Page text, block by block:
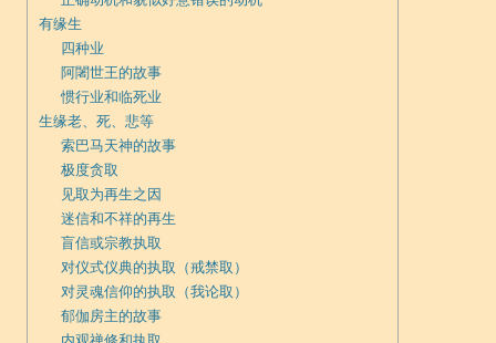
有缘生
四种业
阿闍世王的故事
惯行业和临死业
生缘老、死、悲等
索巴马天神的故事
极度贪取
见取为再生之因
迷信和不祥的再生
盲信或宗教执取
对仪式仪典的执取（戒禁取）
对灵魂信仰的执取（我论取）
郁伽房主的故事